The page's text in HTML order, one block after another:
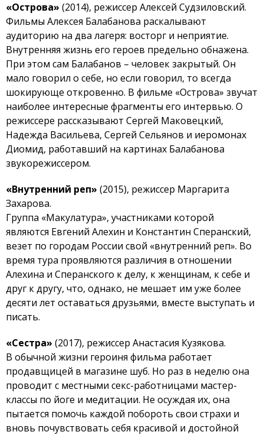
«Острова» (2014), режиссер Алексей Судзиловский.
Фильмы Алексея Балабанова раскалывают
аудиторию на два лагеря: восторг и неприятие.
Внутренняя жизнь его героев предельно обнажена.
При этом сам Балабанов – человек закрытый. Он
мало говорил о себе, но если говорил, то всегда
шокирующе откровенно. В фильме «Острова» звучат
наиболее интересные фрагменты его интервью. О
режиссере рассказывают Сергей Маковецкий,
Надежда Васильева, Сергей Сельянов и иеромонах
Диомид, работавший на картинах Балабанова
звукорежиссером.
«Внутренний реп» (2015), режиссер Маргарита
Захарова.
Группа «Макулатура», участниками которой
являются Евгений Алехин и Константин Сперанский,
везет по городам России свой «внутренний реп». Во
время тура проявляются различия в отношении
Алехина и Сперанского к делу, к женщинам, к себе и
друг к другу, что, однако, не мешает им уже более
десяти лет оставаться друзьями, вместе выступать и
писать.
«Сестра» (2017), режиссер Анастасия Кузякова.
В обычной жизни героиня фильма работает
продавщицей в магазине шуб. Но раз в неделю она
проводит с местными секс-работницами мастер-
классы по йоге и медитации. Не осуждая их, она
пытается помочь каждой побороть свои страхи и
вновь почувствовать себя красивой и достойной